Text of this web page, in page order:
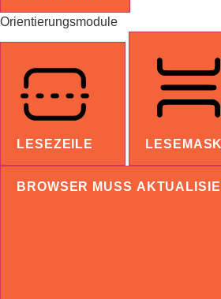
Orientierungsmodule
LESEZEILE
BROWSER MUSS